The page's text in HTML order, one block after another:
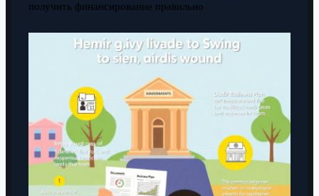
получить финансирование правильно